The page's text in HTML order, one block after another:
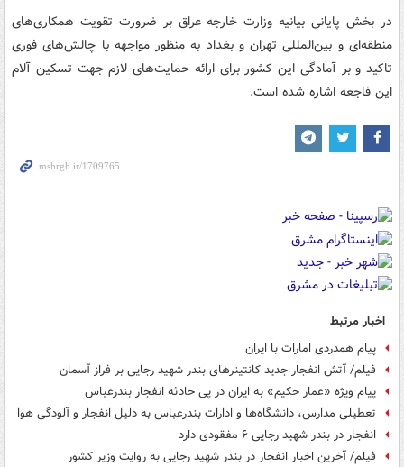
در بخش پایانی بیانیه وزارت خارجه عراق بر ضرورت تقویت همکاری‌های
منطقه‌ای و بین‌المللی تهران و بغداد به منظور مواجهه با چالش‌های فوری
تاکید و بر آمادگی این کشور برای ارائه حمایت‌های لازم جهت تسکین آلام
این فاجعه اشاره شده است.
اخبار مرتبط
پیام همدردی امارات با ایران
فیلم/ آتش انفجار جدید کانتینرهای بندر شهید رجایی بر فراز آسمان
پیام ویژه «عمار حکیم» به ایران در پی حادثه انفجار بندرعباس
تعطیلی مدارس، دانشگاه‌ها و ادارات بندرعباس به دلیل انفجار و آلودگی هوا
انفجار در بندر شهید رجایی ۶ مفقودی دارد
فیلم/ آخرین اخبار انفجار در بندر شهید رجایی به روایت وزیر کشور